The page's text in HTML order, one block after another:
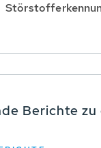
Berichte zu